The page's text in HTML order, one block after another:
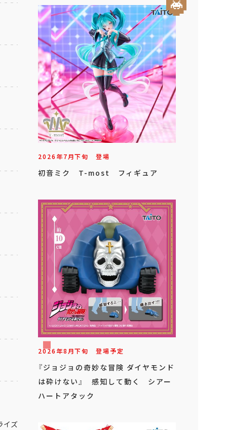
イズ
2026年7月下旬 登場
初音ミク T-most フィギュア
2026年8月下旬 登場予定
『ジョジョの奇妙な冒険 ダイヤモンド
は砕けない』 感知して動く シアー
ハートアタック